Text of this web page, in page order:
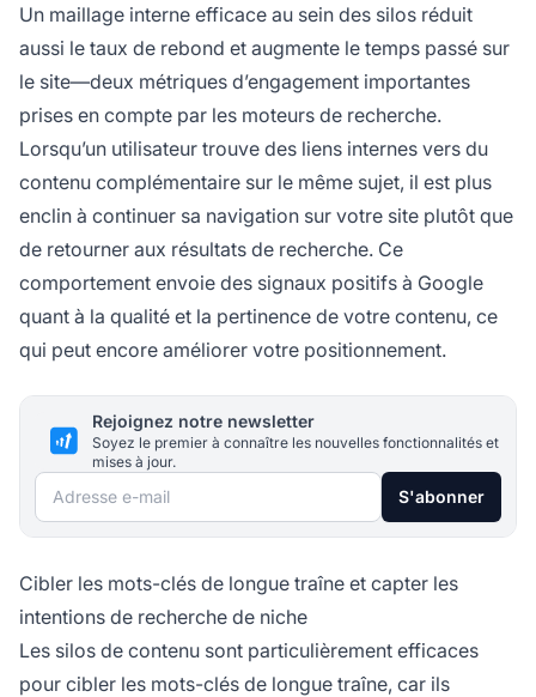
Un maillage interne efficace au sein des silos réduit
aussi le taux de rebond et augmente le temps passé sur
le site—deux métriques d’engagement importantes
prises en compte par les moteurs de recherche.
Lorsqu’un utilisateur trouve des liens internes vers du
contenu complémentaire sur le même sujet, il est plus
enclin à continuer sa navigation sur votre site plutôt que
de retourner aux résultats de recherche. Ce
comportement envoie des signaux positifs à Google
quant à la qualité et la pertinence de votre contenu, ce
qui peut encore améliorer votre positionnement.
Rejoignez notre newsletter
Soyez le premier à connaître les nouvelles fonctionnalités et
mises à jour.
Adresse e-mail S'abonner
Cibler les mots-clés de longue traîne et capter les
intentions de recherche de niche
Les silos de contenu sont particulièrement efficaces
pour cibler les mots-clés de longue traîne, car ils